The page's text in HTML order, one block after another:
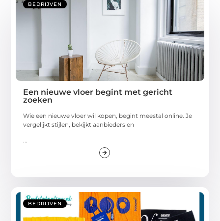
BEDRIJVEN
Een nieuwe vloer begint met gericht
zoeken
Wie een nieuwe vloer wil kopen, begint meestal online. Je
vergelijkt stijlen, bekijkt aanbieders en
...
BEDRIJVEN